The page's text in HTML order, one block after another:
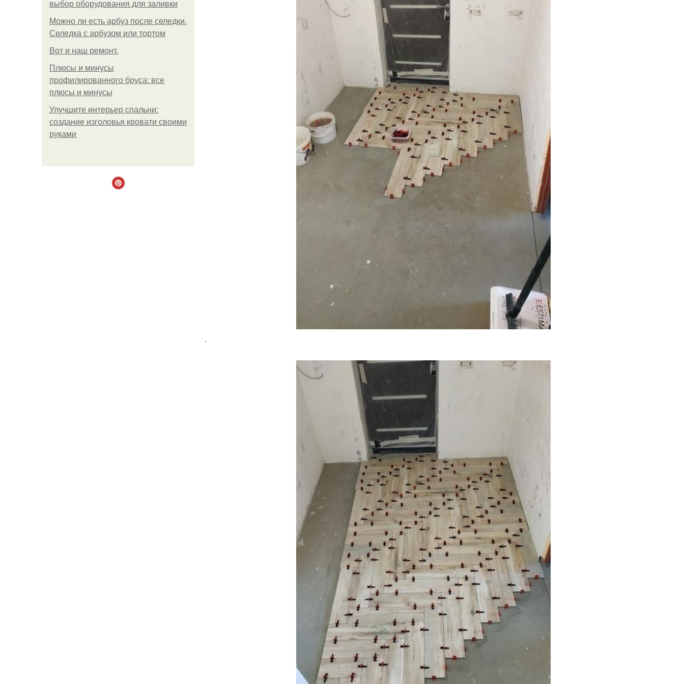
выбор оборудования для заливки
Можно ли есть арбуз после селедки.
Селедка с арбузом или тортом
Boт и наш ремoнт.
Плюсы и минусы
профилированного бруса: все
плюсы и минусы
Улучшите интерьер спальни:
создание изголовья кровати своими
руками
.